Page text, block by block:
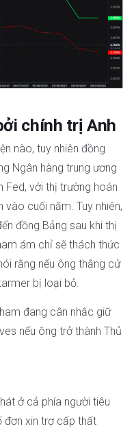
chính trị Anh
nào, tuy nhiên đồng
Ngân hàng trung ương
Fed, với thị trường hoán
cuối năm. Tuy nhiên,
đồng Bảng sau khi thị
ám chỉ sẽ thách thức
rằng nếu ông thắng cử
bị loại bỏ.
đang cân nhắc giữ
nếu ông trở thành Thủ
ở cả phía người tiêu
đơn xin trợ cấp thất